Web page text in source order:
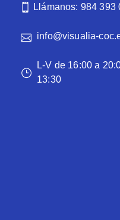
Llámanos: 984 393
info@visualia-
L-V de 16:00 a
13:30